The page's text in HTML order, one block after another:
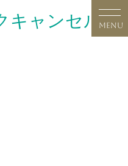
MENU
キャンセル